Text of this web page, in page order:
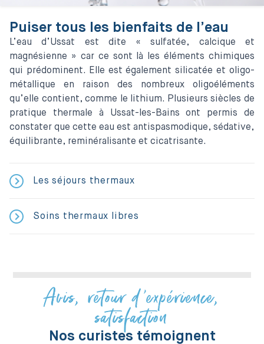
Puiser tous les bienfaits de l’eau
L’eau d’Ussat est dite « sulfatée, calcique et
magnésienne » car ce sont là les éléments chimiques
qui prédominent. Elle est également silicatée et oligo-
métallique en raison des nombreux oligoéléments
qu’elle contient, comme le lithium. Plusieurs siècles de
pratique thermale à Ussat-les-Bains ont permis de
constater que cette eau est antispasmodique, sédative,
équilibrante, reminéralisante et cicatrisante.
Les séjours thermaux
Soins thermaux libres
Avis, retour d'expérience,
satisfaction
Nos curistes témoignent